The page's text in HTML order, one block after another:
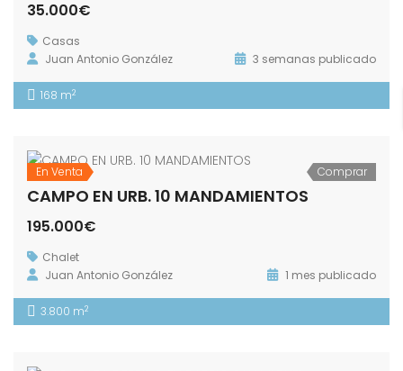
35.000€
Casas
Juan Antonio González
3 semanas publicado
168 m2
En Venta Comprar
CAMPO EN URB. 10 MANDAMIENTOS
195.000€
Chalet
Juan Antonio González
1 mes publicado
3.800 m2